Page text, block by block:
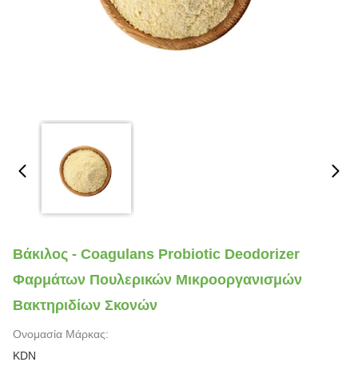
Βάκιλος - Coagulans Probiotic Deodorizer
Φαρμάτων Πουλερικών Μικροοργανισμών
Βακτηριδίων Σκονών
Ονομασία Μάρκας:
KDN